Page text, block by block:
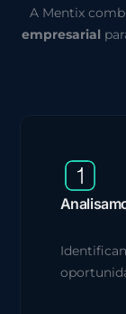
A Mentix
empresarial